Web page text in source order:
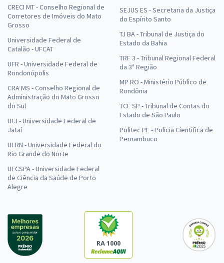
CRECI MT - Conselho Regional de
Corretores de Imóveis do Mato
Grosso
Universidade Federal de
Catalão - UFCAT
UFR - Universidade Federal de
Rondonópolis
CRA MS - Conselho Regional de
Administração do Mato Grosso
do Sul
UFJ - Universidade Federal de
Jataí
UFRN - Universidade Federal do
Rio Grande do Norte
UFCSPA - Universidade Federal
de Ciência da Saúde de Porto
Alegre
SEJUS ES - Secretaria da Justiça
do Espírito Santo
TJ BA - Tribunal de Justiça do
Estado da Bahia
TRF 3 - Tribunal Regional Federal
da 3ª Região
MP RO - Ministério Público de
Rondônia
TCE SP - Tribunal de Contas do
Estado de São Paulo
Politec PE - Polícia Científica de
Pernambuco
RA 1000